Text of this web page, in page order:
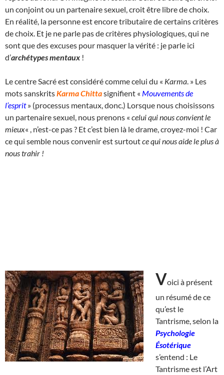
un conjoint ou un partenaire sexuel, croit être libre de choix.
En réalité, la personne est encore tributaire de certains critères
de choix. Et je ne parle pas de critères physiologiques, qui ne
sont que des excuses pour masquer la vérité : je parle ici
d’archétypes mentaux !
Le centre Sacré est considéré comme celui du « Karma . » Les
mots sanskrits Karma Chittasignifient « Mouvements de
l’esprit» (processus mentaux, donc.) Lorsque nous choisissons
un partenaire sexuel, nous prenons « celui qui nous convient le
mieux« , n’est-ce pas ? Et c’est bien là le drame, croyez-moi ! Car
ce qui semble nous convenir est surtoutce qui nous aide le plus à
nous trahir !
Voici à présent
un résumé de ce
qu’est le
Tantrisme, selon la
Psychologie
Ésotérique
s’entend : Le
Tantrisme est l’Art